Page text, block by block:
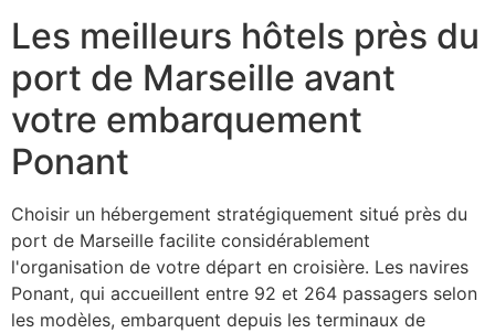
Les meilleurs hôtels près du
port de Marseille avant
votre embarquement
Ponant
Choisir un hébergement stratégiquement situé près du
port de Marseille facilite considérablement
l'organisation de votre départ en croisière. Les navires
Ponant, qui accueillent entre 92 et 264 passagers selon
les modèles, embarquent depuis les terminaux de